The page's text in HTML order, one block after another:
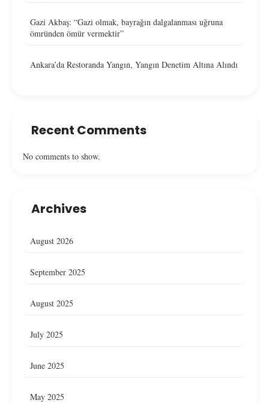
Gazi Akbaş: “Gazi olmak, bayrağın dalgalanması uğruna
ömründen ömür vermektir”
Ankara’da Restoranda Yangın, Yangın Denetim Altına Alındı
Recent Comments
No comments to show.
Archives
August 2026
September 2025
August 2025
July 2025
June 2025
May 2025